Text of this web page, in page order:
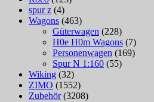
spur z (4)
Wagons (463)
Güterwagen (228)
H0e H0m Wagons (7)
Personenwagen (169)
Spur N 1:160 (55)
Wiking (32)
ZIMO (1552)
Zubehör (3208)